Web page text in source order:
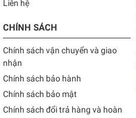
Liên hệ
CHÍNH SÁCH
Chính sách vận chuyển và giao
nhận
Chính sách bảo hành
Chính sách bảo mật
Chính sách đổi trả hàng và hoàn